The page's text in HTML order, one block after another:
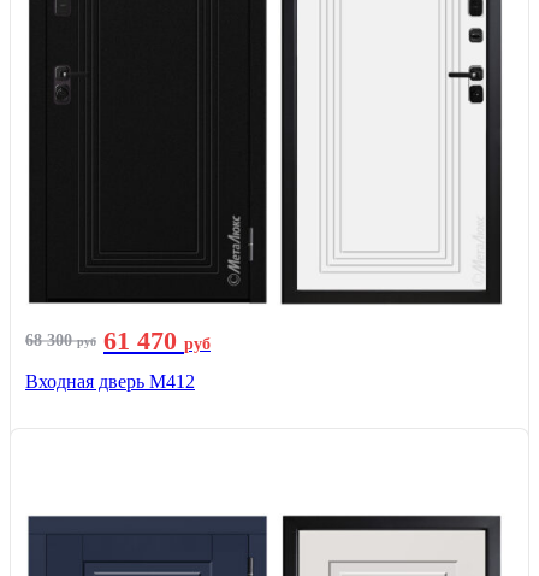
68 300руб 61 470 руб
Входная дверь М412